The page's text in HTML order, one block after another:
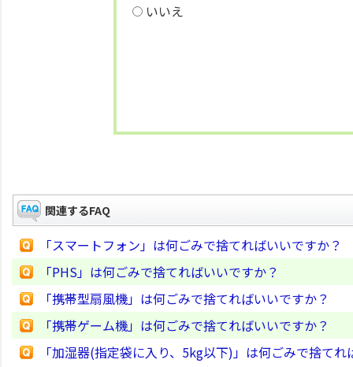
いいえ
関連するFAQ
「スマートフォン」は何ごみで捨てればいいですか？
「PHS」は何ごみで捨てればいいですか？
「携帯型扇風機」は何ごみで捨てればいいですか？
「携帯ゲーム機」は何ごみで捨てればいいですか？
「加湿器(指定袋に入り、5kg以下)」は何ごみで捨て